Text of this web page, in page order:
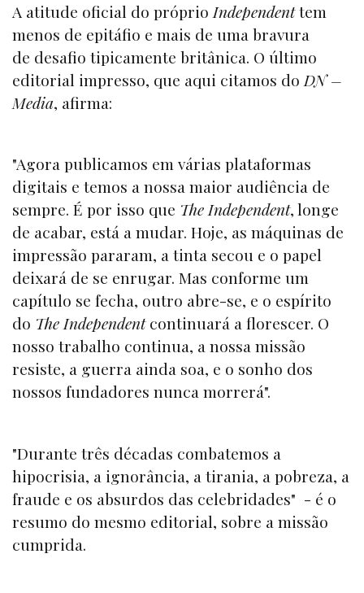
A atitude oficial do próprio Independenttem
menos de epitáfio e mais de uma bravura
de desafio tipicamente britânica. O último
editorial impresso, que aqui citamos do DN –
Media, afirma:
"Agora publicamos em várias plataformas
digitais e temos a nossa maior audiência de
sempre. É por isso que The Independent, longe
de acabar, está a mudar. Hoje, as máquinas de
impressão pararam, a tinta secou e o papel
deixará de se enrugar. Mas conforme um
capítulo se fecha, outro abre-se, e o espírito
do The Independentcontinuará a florescer. O
nosso trabalho continua, a nossa missão
resiste, a guerra ainda soa, e o sonho dos
nossos fundadores nunca morrerá".
"Durante três décadas combatemos a
hipocrisia, a ignorância, a tirania, a pobreza, a
fraude e os absurdos das celebridades" - é o
resumo do mesmo editorial, sobre a missão
cumprida.